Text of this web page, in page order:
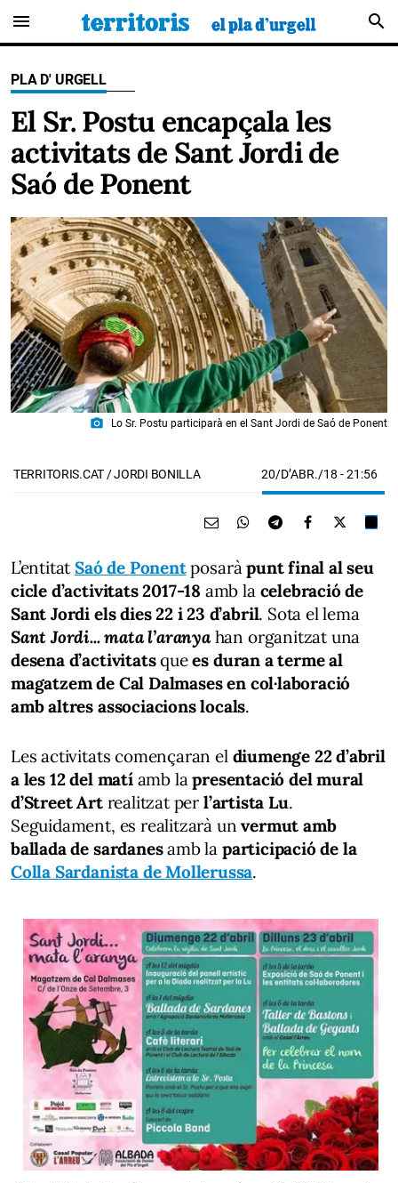
menu search
PLA D' URGELL
El Sr. Postu encapçala les
activitats de Sant Jordi de
Saó de Ponent
photo_camera Lo Sr. Postu participarà en el Sant Jordi de Saó de Ponent
TERRITORIS.CAT / JORDI BONILLA 20/D’ABR./18 - 21:56
L’entitatSaó de Ponentposaràpunt final al seu
cicle d’activitats 2017-18 amb la celebració de
Sant Jordi els dies 22 i 23 d’abril. Sota el lema
Sant Jordi... mata l’aranyahan organitzat una
desena d’activitatsquees duran a terme al
magatzem de Cal Dalmases en col·laboració
amb altres associacions locals.
Les activitats començaran el diumenge 22 d’abril
a les 12 del matíamb lapresentació del mural
d’Street Artrealitzat per l’artista Lu.
Seguidament, es realitzarà unvermut amb
ballada de sardanesamb la participació de la
Colla Sardanista de Mollerussa.